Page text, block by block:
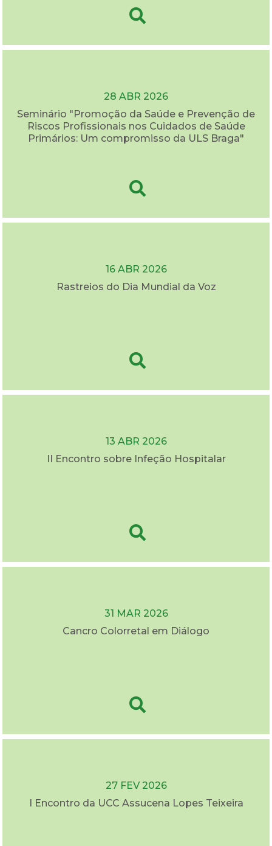
28 ABR 2026
Seminário "Promoção da Saúde e Prevenção de
Riscos Profissionais nos Cuidados de Saúde
Primários: Um compromisso da ULS Braga"
16 ABR 2026
Rastreios do Dia Mundial da Voz
13 ABR 2026
II Encontro sobre Infeção Hospitalar
31 MAR 2026
Cancro Colorretal em Diálogo
27 FEV 2026
I Encontro da UCC Assucena Lopes Teixeira